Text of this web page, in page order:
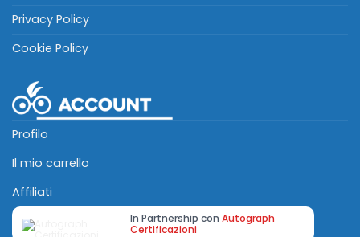
Privacy Policy
Cookie Policy
Profilo
Il mio carrello
Affiliati
In Partnership con Autograph
Certificazioni